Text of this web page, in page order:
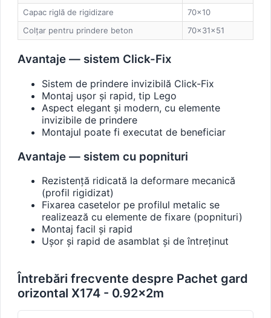
Capac riglă de rigidizare
70×10
Colțar pentru prindere beton
70×31×51
Avantaje — sistem Click-Fix
Sistem de prindere invizibilă Click-Fix
Montaj ușor și rapid, tip Lego
Aspect elegant și modern, cu elemente
invizibile de prindere
Montajul poate fi executat de beneficiar
Avantaje — sistem cu popnituri
Rezistență ridicată la deformare mecanică
(profil rigidizat)
Fixarea casetelor pe profilul metalic se
realizează cu elemente de fixare (popnituri)
Montaj facil și rapid
Ușor și rapid de asamblat și de întreținut
Întrebări frecvente despre Pachet gard
orizontal X174 - 0.92x2m